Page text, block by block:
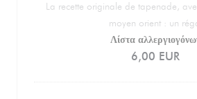
La recette originale de tapenade,
moyen orient : un
Λίστα
6,00 EUR